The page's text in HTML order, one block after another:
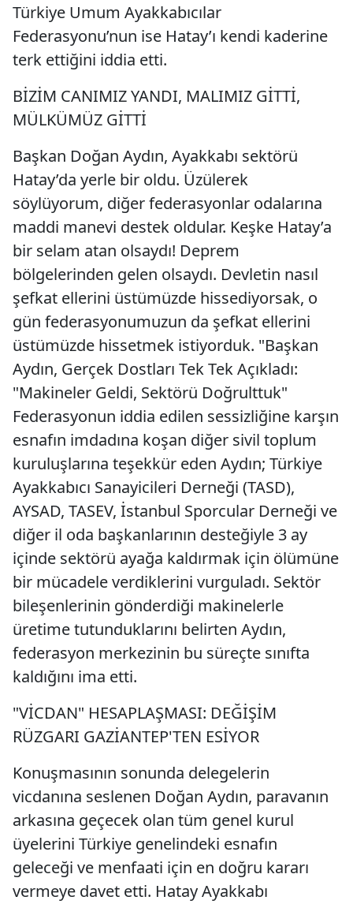
Türkiye Umum Ayakkabıcılar
Federasyonu’nun ise Hatay’ı kendi kaderine
terk ettiğini iddia etti.
BİZİM CANIMIZ YANDI, MALIMIZ GİTTİ,
MÜLKÜMÜZ GİTTİ
Başkan Doğan Aydın, Ayakkabı sektörü
Hatay’da yerle bir oldu. Üzülerek
söylüyorum, diğer federasyonlar odalarına
maddi manevi destek oldular. Keşke Hatay’a
bir selam atan olsaydı! Deprem
bölgelerinden gelen olsaydı. Devletin nasıl
şefkat ellerini üstümüzde hissediyorsak, o
gün federasyonumuzun da şefkat ellerini
üstümüzde hissetmek istiyorduk. "Başkan
Aydın, Gerçek Dostları Tek Tek Açıkladı:
"Makineler Geldi, Sektörü Doğrulttuk"
Federasyonun iddia edilen sessizliğine karşın
esnafın imdadına koşan diğer sivil toplum
kuruluşlarına teşekkür eden Aydın; Türkiye
Ayakkabıcı Sanayicileri Derneği (TASD),
AYSAD, TASEV, İstanbul Sporcular Derneği ve
diğer il oda başkanlarının desteğiyle 3 ay
içinde sektörü ayağa kaldırmak için ölümüne
bir mücadele verdiklerini vurguladı. Sektör
bileşenlerinin gönderdiği makinelerle
üretime tutunduklarını belirten Aydın,
federasyon merkezinin bu süreçte sınıfta
kaldığını ima etti.
"VİCDAN" HESAPLAŞMASI: DEĞİŞİM
RÜZGARI GAZİANTEP'TEN ESİYOR
Konuşmasının sonunda delegelerin
vicdanına seslenen Doğan Aydın, paravanın
arkasına geçecek olan tüm genel kurul
üyelerini Türkiye genelindeki esnafın
geleceği ve menfaati için en doğru kararı
vermeye davet etti. Hatay Ayakkabı